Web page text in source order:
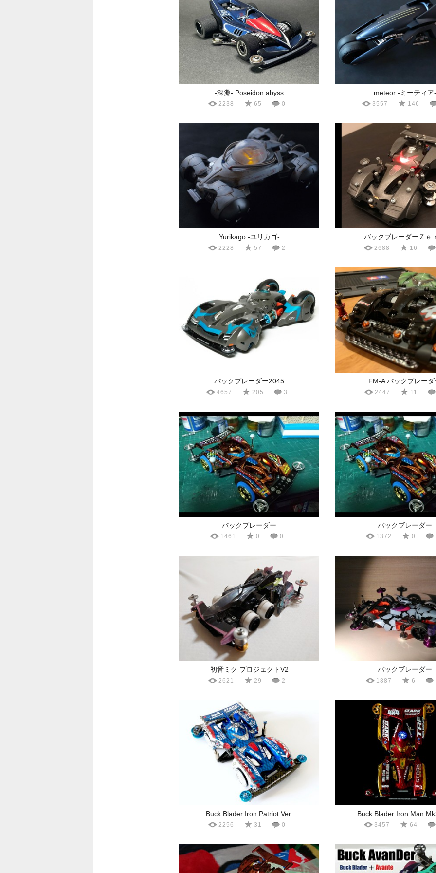
-深淵- Poseidon abyss
2238 65 0
meteor -ミーティア-
3557 146
Yurikago -ユリカゴ-
2228 57 2
バックブレーダーＺｅ
2688 16
バックブレーダー2045
4657 205 3
FM-A バックブレーダ
2447 11
バックブレーダー
1461 0 0
バックブレーダー
1372 0
初音ミク プロジェクトV2
2621 29 2
バックブレーダー
1887 6
Buck Blader Iron Patriot Ver.
2256 31 0
Buck Blader Iron Man
3457 64